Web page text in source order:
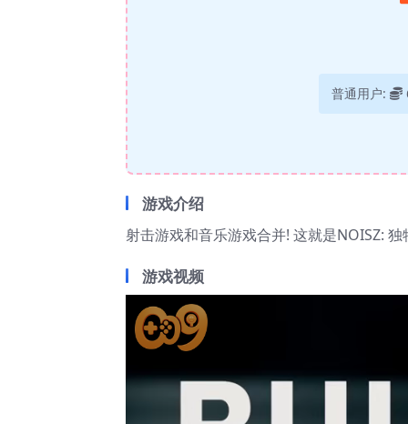
普通用户:
游戏介绍
射击游戏和音乐游戏合并! 这就是NOISZ:
游戏视频